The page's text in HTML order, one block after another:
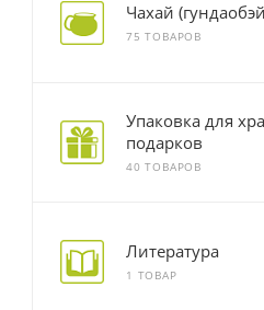
Чахай
75 ТОВАРОВ
Упаковка для
подарков
40 ТОВАРОВ
Литература
1 ТОВАР